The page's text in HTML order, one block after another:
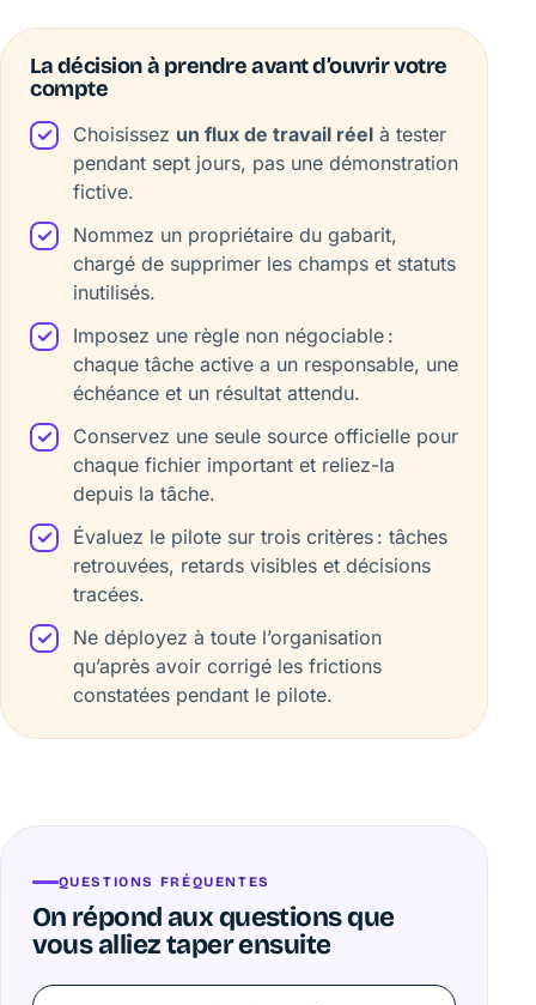
La décision à prendre avant d’ouvrir votre
compte
Choisissez un flux de travail réel à tester
pendant sept jours, pas une démonstration
fictive.
Nommez un propriétaire du gabarit,
chargé de supprimer les champs et statuts
inutilisés.
Imposez une règle non négociable :
chaque tâche active a un responsable, une
échéance et un résultat attendu.
Conservez une seule source officielle pour
chaque fichier important et reliez-la
depuis la tâche.
Évaluez le pilote sur trois critères : tâches
retrouvées, retards visibles et décisions
tracées.
Ne déployez à toute l’organisation
qu’après avoir corrigé les frictions
constatées pendant le pilote.
QUESTIONS FRÉQUENTES
On répond aux questions que
vous alliez taper ensuite